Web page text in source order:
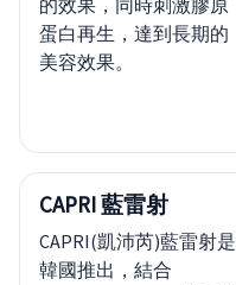
的效果，同時刺激膠原
蛋白再生，達到長期的
美容效果。
CAPRI 藍雷射
CAPRI(凱沛芮)藍雷射是
韓國推出，結合